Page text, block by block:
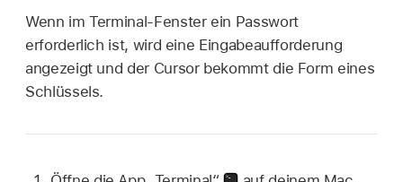
Wenn im Terminal-Fenster ein Passwort
erforderlich ist, wird eine Eingabeaufforderung
angezeigt und der Cursor bekommt die Form eines
Schlüssels.